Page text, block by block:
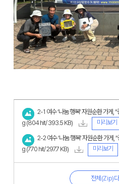
2-1 여수 ‘나눔 행복’ 자원순환 가게,
g (804 hit/ 393.5 KB) 미리보기
2-2 여수 ‘나눔 행복’ 자원순환 가게,
g (770 hit/ 297.7 KB) 미리보기
전체(Zip)